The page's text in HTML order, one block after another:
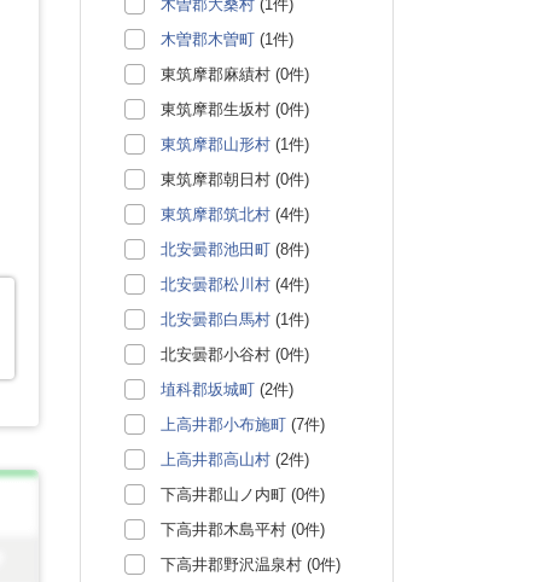
木曽郡大桑村 (1件)
木曽郡木曽町 (1件)
東筑摩郡麻績村 (0件)
東筑摩郡生坂村 (0件)
東筑摩郡山形村 (1件)
東筑摩郡朝日村 (0件)
東筑摩郡筑北村 (4件)
北安曇郡池田町 (8件)
北安曇郡松川村 (4件)
北安曇郡白馬村 (1件)
北安曇郡小谷村 (0件)
埴科郡坂城町 (2件)
上高井郡小布施町 (7件)
上高井郡高山村 (2件)
下高井郡山ノ内町 (0件)
下高井郡木島平村 (0件)
下高井郡野沢温泉村 (0件)